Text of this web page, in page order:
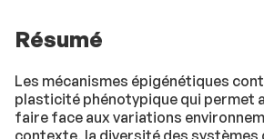
Résumé
Les mécanismes épigénétiques
plasticité phénotypique qui permet
faire face aux variations
contexte, la diversité des